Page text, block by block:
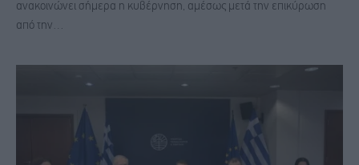
ανακοινώνει σήμερα η κυβέρνηση, αμέσως μετά την επικύρωση
από την…